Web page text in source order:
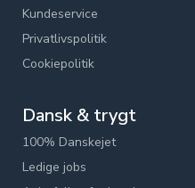
Kundeservice
Privatlivspolitik
Cookiepolitik
Dansk & trygt
100% Danskejet
Ledige jobs